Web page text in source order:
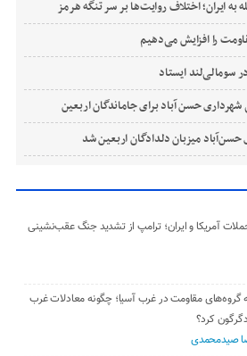
به ایران؛ اختلاف روایت‌ها بر سر تنگه هرمز
را افزایش می‌دهیم
سومالی‌لند ایستاد
حسن‌ آباد برای جاماندگان اربعین
میزبان دلدادگان اربعین شد
آمریکا و ایران؛ ترامپ از تشدید جنگ عقب‌نشینی
گروه‌های مقاومت در غرب آسیا؛ چگونه معادلات غرب
کرد؟
صیدمحمدی